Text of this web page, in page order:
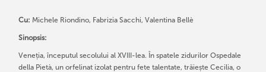
Cu: Michele Riondino, Fabrizia Sacchi, Valentina Bellè
Sinopsis:
Veneția, începutul secolului al XVIII-lea. În spatele zidurilor Ospedale
della Pietà, un orfelinat izolat pentru fete talentate, trăiește Cecilia, o